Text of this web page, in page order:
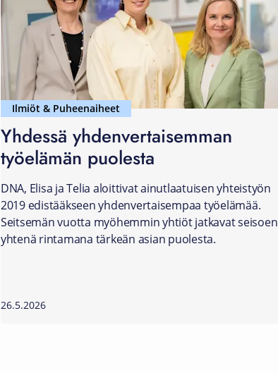
Ilmiöt & Puheenaiheet
Yhdessä yhdenvertaisemman
työelämän puolesta
DNA, Elisa ja Telia aloittivat ainutlaatuisen yhteistyön
2019 edistääkseen yhdenvertaisempaa työelämää.
Seitsemän vuotta myöhemmin yhtiöt jatkavat seisoen
yhtenä rintamana tärkeän asian puolesta.
26.5.2026